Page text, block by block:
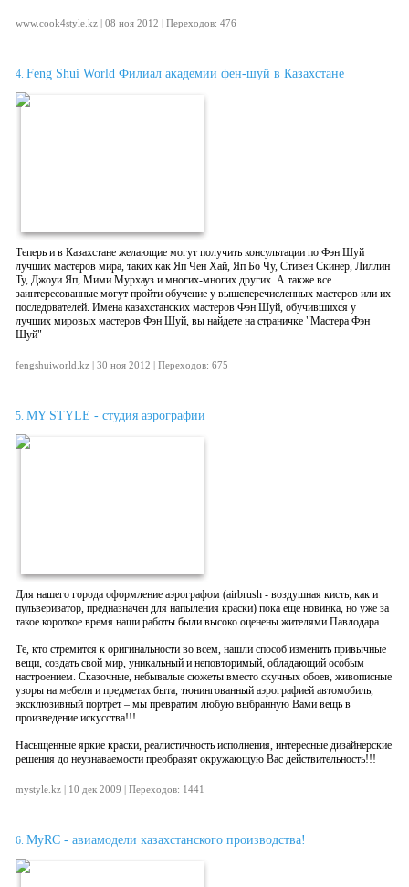
www.cook4style.kz | 08 ноя 2012 | Переходов: 476
4. Feng Shui World Филиал академии фен-шуй в Казахстане
Теперь и в Казахстане желающие могут получить консультации по Фэн Шуй
лучших мастеров мира, таких как Яп Чен Хай, Яп Бо Чу, Стивен Скинер, Лиллин
Ту, Джоуи Яп, Мими Мурхауз и многих-многих других. А также все
заинтересованные могут пройти обучение у вышеперечисленных мастеров или их
последователей. Имена казахстанских мастеров Фэн Шуй, обучившихся у
лучших мировых мастеров Фэн Шуй, вы найдете на страничке "Мастера Фэн
Шуй"
fengshuiworld.kz | 30 ноя 2012 | Переходов: 675
5. MY STYLE - студия аэрографии
Для нашего города оформление аэрографом (airbrush - воздушная кисть; как и
пульверизатор, предназначен для напыления краски) пока еще новинка, но уже за
такое короткое время наши работы были высоко оценены жителями Павлодара.
Те, кто стремится к оригинальности во всем, нашли способ изменить привычные
вещи, создать свой мир, уникальный и неповторимый, обладающий особым
настроением. Сказочные, небывалые сюжеты вместо скучных обоев, живописные
узоры на мебели и предметах быта, тюнингованный аэрографией автомобиль,
эксклюзивный портрет – мы превратим любую выбранную Вами вещь в
произведение искусства!!!
Насыщенные яркие краски, реалистичность исполнения, интересные дизайнерские
решения до неузнаваемости преобразят окружающую Вас действительность!!!
mystyle.kz | 10 дек 2009 | Переходов: 1441
6. MyRC - авиамодели казахстанского производства!